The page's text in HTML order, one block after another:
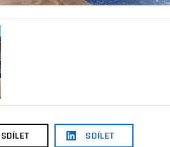
SDÍLET SDÍLET